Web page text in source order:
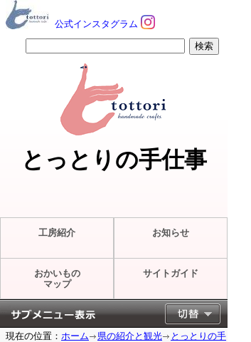
公式インスタグラム
とっとりの手仕事
工房紹介 お知らせ
おかいもの
マップ
サイトガイド
現在の位置： ホーム 県の紹介と観光
とっとりの手